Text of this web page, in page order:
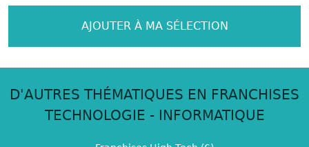
AJOUTER À MA SÉLECTION
D'AUTRES THÉMATIQUES EN FRANCHISES
TECHNOLOGIE - INFORMATIQUE